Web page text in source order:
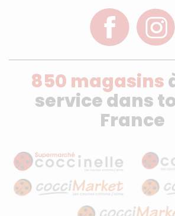
850 magasins
service dans
France